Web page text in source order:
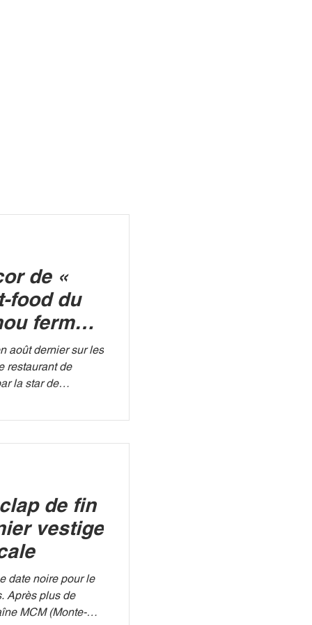
de «
food du
fermé à
août dernier sur les
restaurant de
la star de
évoque de
cuisine,
C’était la
de fin
vestige
date noire pour le
Après plus de
MCM (Monte-